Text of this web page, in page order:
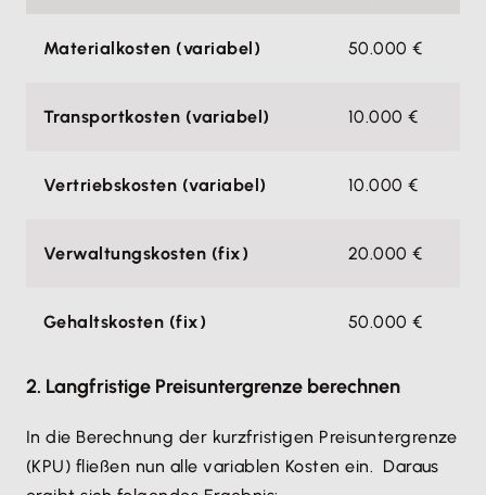
Materialkosten (variabel) 50.000 €
Transportkosten (variabel) 10.000 €
Vertriebskosten (variabel) 10.000 €
Verwaltungskosten (fix) 20.000 €
Gehaltskosten (fix) 50.000 €
2. Langfristige Preisuntergrenze berechnen
In die Berechnung der kurzfristigen Preisuntergrenze
(KPU) fließen nun alle variablen Kosten ein. Daraus